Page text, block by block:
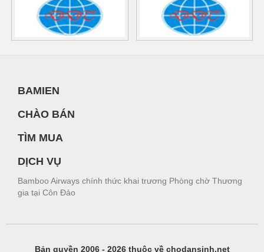
BAMIEN
CHÀO BÁN
TÌM MUA
DỊCH VỤ
Bamboo Airways chính thức khai trương Phòng chờ Thương
gia tại Côn Đảo
Bản quyền 2006 - 2026 thuộc về chodansinh.net